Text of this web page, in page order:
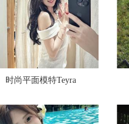
时尚平面模特Teyra